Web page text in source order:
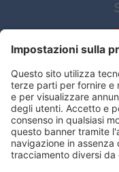
Viale E.
E-